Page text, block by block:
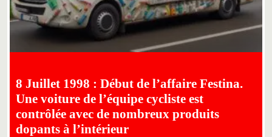
8 Juillet 1998 : Début de l’affaire Festina.
Une voiture de l’équipe cycliste est
contrôlée avec de nombreux produits
dopants à l’intérieur